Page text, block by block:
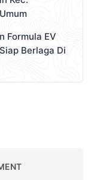
Formula EV
Berlaga Di